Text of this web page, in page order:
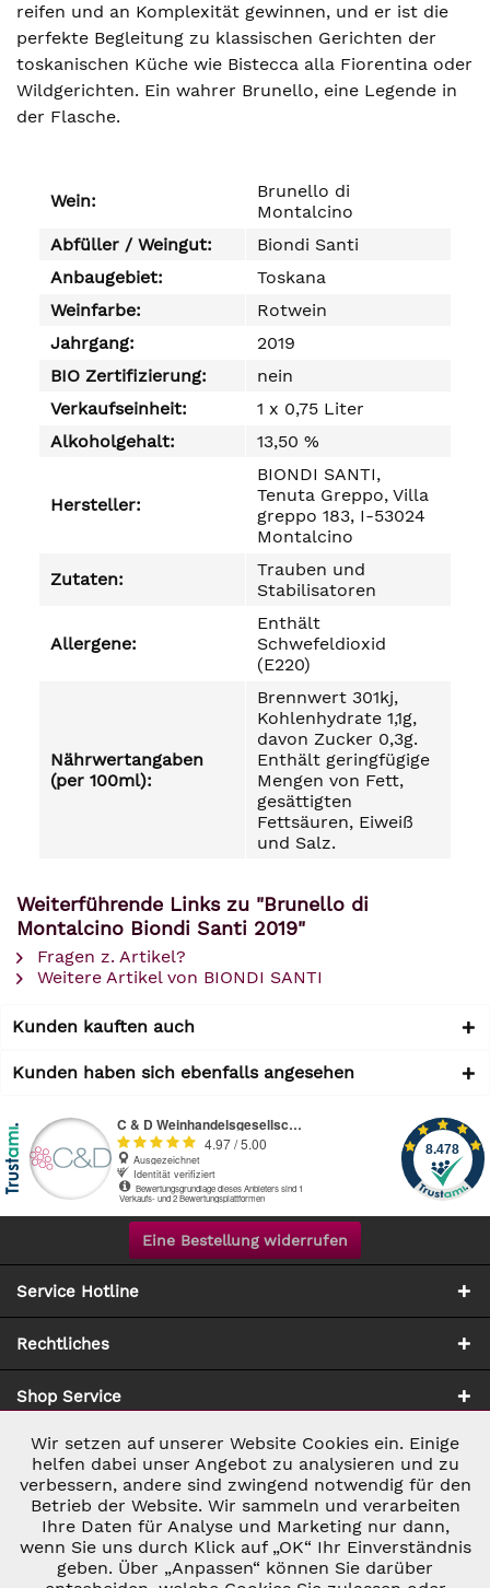
reifen und an Komplexität gewinnen, und er ist die
perfekte Begleitung zu klassischen Gerichten der
toskanischen Küche wie Bistecca alla Fiorentina oder
Wildgerichten. Ein wahrer Brunello, eine Legende in
der Flasche.
Wein:
Brunello di
Montalcino
Abfüller / Weingut:
Biondi Santi
Anbaugebiet:
Toskana
Weinfarbe:
Rotwein
Jahrgang:
2019
BIO Zertifizierung:
nein
Verkaufseinheit:
1 x 0,75 Liter
Alkoholgehalt:
13,50 %
Hersteller:
BIONDI SANTI,
Tenuta Greppo, Villa
greppo 183, I-53024
Montalcino
Zutaten:
Trauben und
Stabilisatoren
Allergene:
Enthält
Schwefeldioxid
(E220)
Nährwertangaben
(per 100ml):
Brennwert 301kj,
Kohlenhydrate 1,1g,
davon Zucker 0,3g.
Enthält geringfügige
Mengen von Fett,
gesättigten
Fettsäuren, Eiweiß
und Salz.
Weiterführende Links zu "Brunello di
Montalcino Biondi Santi 2019"
Fragen z. Artikel?
Weitere Artikel von BIONDI SANTI
Kunden kauften auch
Kunden haben sich ebenfalls angesehen
Eine Bestellung widerrufen
Service Hotline
Rechtliches
Shop Service
Zahlung & Versand
Notwendig Aktiv
Marketing Inaktiv
Tracking Inaktiv
Wir setzen auf unserer Website Cookies ein. Einige
helfen dabei unser Angebot zu analysieren und zu
verbessern, andere sind zwingend notwendig für den
Betrieb der Website. Wir sammeln und verarbeiten
Ihre Daten für Analyse und Marketing nur dann,
wenn Sie uns durch Klick auf „OK“ Ihr Einverständnis
geben. Über „Anpassen“ können Sie darüber